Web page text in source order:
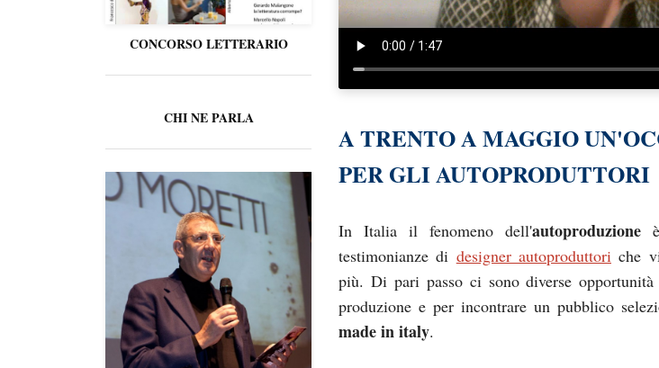
CONCORSO LETTERARIO
CHI NE PARLA
A TRENTO A MAGGIO
PER GLI AUTOPRODUTTORI
In Italia il fenomeno dell'autoproduzioneè
testimonianze di designer autoproduttori che
più. Di pari passo ci sono diverse
produzione e per incontrare un pubblico
made in italy.